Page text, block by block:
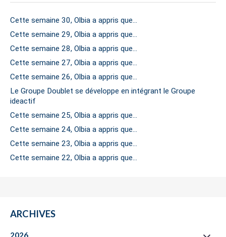
Cette semaine 30, Olbia a appris que…
Cette semaine 29, Olbia a appris que…
Cette semaine 28, Olbia a appris que…
Cette semaine 27, Olbia a appris que…
Cette semaine 26, Olbia a appris que…
Le Groupe Doublet se développe en intégrant le Groupe
ideactif
Cette semaine 25, Olbia a appris que…
Cette semaine 24, Olbia a appris que…
Cette semaine 23, Olbia a appris que…
Cette semaine 22, Olbia a appris que…
ARCHIVES
2026